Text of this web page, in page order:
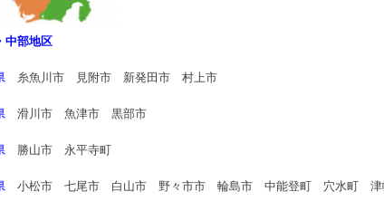
中部地区
糸魚川市 見附市 新発田市 村上市
滑川市 魚津市 黒部市
勝山市 永平寺町
小松市 七尾市 白山市 野々市市 輪島市 中能登町 穴水町 津